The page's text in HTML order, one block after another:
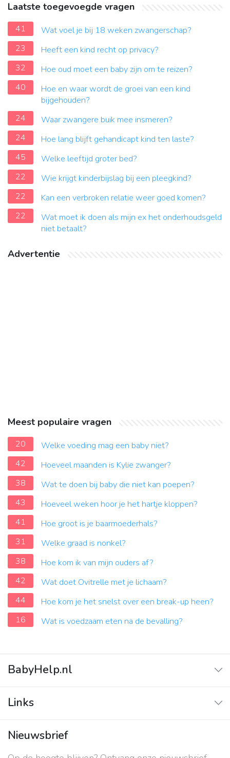
Laatste toegevoegde vragen
41
Wat voel je bij 18 weken zwangerschap?
23
Heeft een kind recht op privacy?
32
Hoe oud moet een baby zijn om te reizen?
40
Hoe en waar wordt de groei van een kind
bijgehouden?
24
Waar zwangere buik mee insmeren?
24
Hoe lang blijft gehandicapt kind ten laste?
45
Welke leeftijd groter bed?
22
Wie krijgt kinderbijslag bij een pleegkind?
22
Kan een verbroken relatie weer goed komen?
22
Wat moet ik doen als mijn ex het onderhoudsgeld
niet betaalt?
Advertentie
Meest populaire vragen
20
Welke voeding mag een baby niet?
42
Hoeveel maanden is Kylie zwanger?
38
Wat te doen bij baby die niet kan poepen?
43
Hoeveel weken hoor je het hartje kloppen?
41
Hoe groot is je baarmoederhals?
31
Welke graad is nonkel?
38
Hoe kom ik van mijn ouders af?
42
Wat doet Ovitrelle met je lichaam?
44
Hoe kom je het snelst over een break-up heen?
16
Wat is voedzaam eten na de bevalling?
BabyHelp.nl
Vraag & Antwoord
Links
Contact
Nieuwsbrief